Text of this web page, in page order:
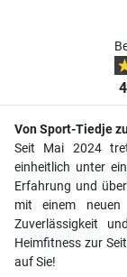
Von Sport-Tiedje
Seit Mai 2024
einheitlich unter
Erfahrung und
mit einem
Zuverlässigkeit
Heimfitness zur
auf Sie!